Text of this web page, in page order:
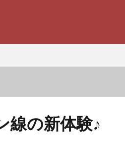
線の新体験♪